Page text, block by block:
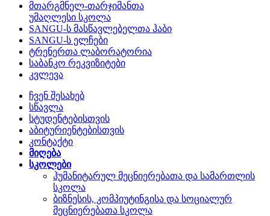
მთარგმნელ-თარჯიმანთა
უმაღლესი სკოლა
SANGU-ს მასწავლებელთა ჰაბი
SANGU-ს ელჩები
ტრენერთა ლაბორატორია
საბანკო რეკვიზიტები
კვლევა
ჩვენ შესახებ
სწავლა
სტუდენტებისთვის
აბიტურიენტებისთვის
კონტაქტი
მიღება
სკოლები
ჰუმანიტარულ მეცნიერებათა და სამართლის
სკოლა
ბიზნესის, კომპიუტინგისა და სოციალურ
მეცნიერებათა სკოლა